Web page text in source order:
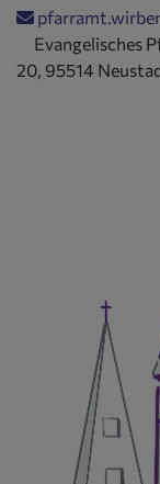
Direkt
Inhalt
Evangelisches
20, 95514